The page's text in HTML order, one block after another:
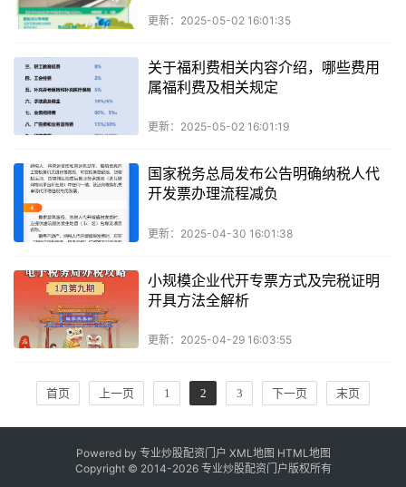
更新：2025-05-02 16:01:35
关于福利费相关内容介绍，哪些费用
属福利费及相关规定
更新：2025-05-02 16:01:19
国家税务总局发布公告明确纳税人代
开发票办理流程减负
更新：2025-04-30 16:01:38
小规模企业代开专票方式及完税证明
开具方法全解析
更新：2025-04-29 16:03:55
首页 上一页 1 2 3 下一页 末页
Powered by 专业炒股配资门户 XML地图 HTML地图
Copyright © 2014-2026 专业炒股配资门户版权所有